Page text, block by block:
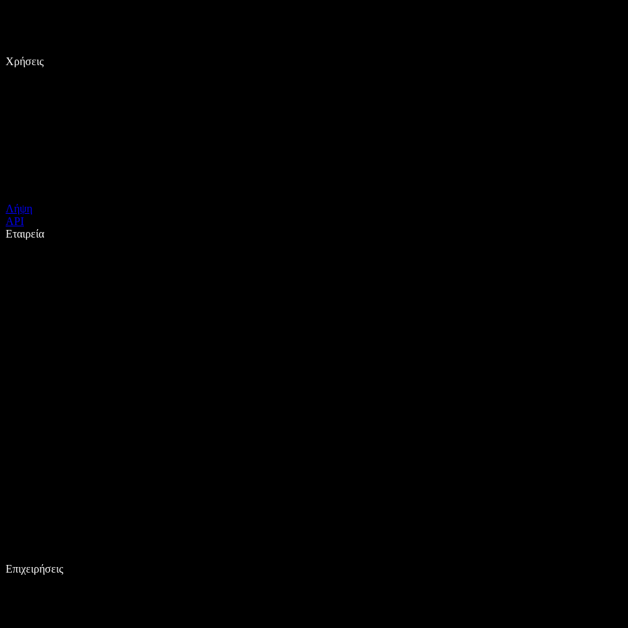
Χρήσεις
Λήψη
API
Εταιρεία
Επιχειρήσεις